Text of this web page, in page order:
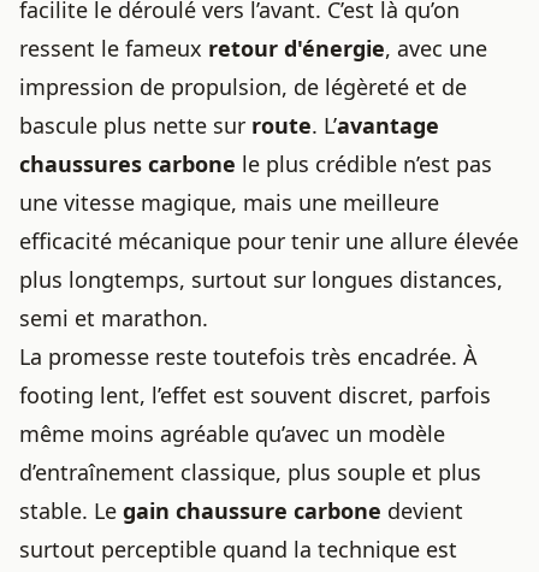
facilite le déroulé vers l’avant. C’est là qu’on
ressent le fameux retour d'énergie, avec une
impression de propulsion, de légèreté et de
bascule plus nette sur route. L’avantage
chaussures carbone le plus crédible n’est pas
une vitesse magique, mais une meilleure
efficacité mécanique pour tenir une allure élevée
plus longtemps, surtout sur longues distances,
semi et marathon.
La promesse reste toutefois très encadrée. À
footing lent, l’effet est souvent discret, parfois
même moins agréable qu’avec un modèle
d’entraînement classique, plus souple et plus
stable. Le gain chaussure carbone devient
surtout perceptible quand la technique est